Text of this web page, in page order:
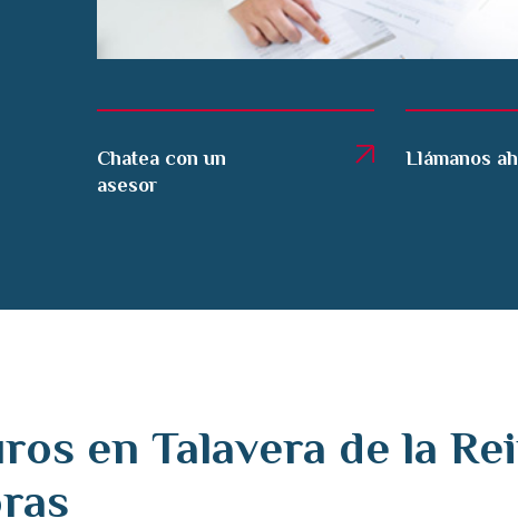
Chatea con un
asesor
Llámanos
en Talavera de la